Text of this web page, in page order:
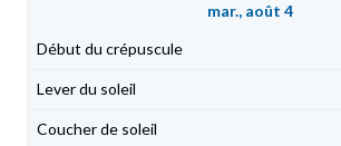
mar., août 4